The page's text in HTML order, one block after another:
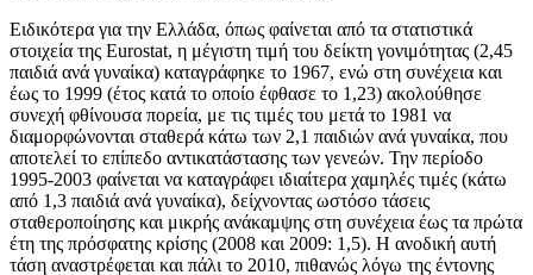
Ειδικότερα για την Ελλάδα, όπως φαίνεται από τα στατιστικά
στοιχεία της Eurostat, η μέγιστη τιμή του δείκτη γονιμότητας (2,45
παιδιά ανά γυναίκα) καταγράφηκε το 1967, ενώ στη συνέχεια και
έως το 1999 (έτος κατά το οποίο έφθασε το 1,23) ακολούθησε
συνεχή φθίνουσα πορεία, με τις τιμές του μετά το 1981 να
διαμορφώνονται σταθερά κάτω των 2,1 παιδιών ανά γυναίκα, που
αποτελεί το επίπεδο αντικατάστασης των γενεών. Την περίοδο
1995-2003 φαίνεται να καταγράφει ιδιαίτερα χαμηλές τιμές (κάτω
από 1,3 παιδιά ανά γυναίκα), δείχνοντας ωστόσο τάσεις
σταθεροποίησης και μικρής ανάκαμψης στη συνέχεια έως τα πρώτα
έτη της πρόσφατης κρίσης (2008 και 2009: 1,5). Η ανοδική αυτή
τάση αναστρέφεται και πάλι το 2010, πιθανώς λόγω της έντονης